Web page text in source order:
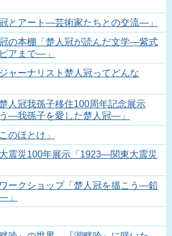
とアート―芸術家たちとの交流―」
の本棚「楚人冠が読んだ文学―紫式
アまで―」
ャーナリスト楚人冠ってどんな
人冠我孫子移住100周年記念展示
―我孫子を愛した楚人冠―」
のほとけ」
震災100年展示「1923―関東大震災
ークショップ「楚人冠を描こう―鉛
」